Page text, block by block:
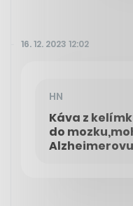
16. 12. 2023 12:02
HN
Káva z
do